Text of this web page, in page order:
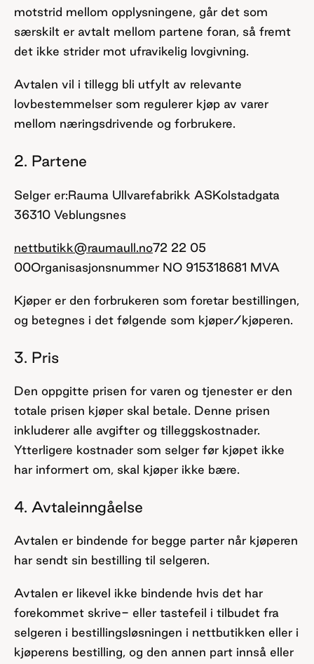
motstrid mellom opplysningene, går det som
særskilt er avtalt mellom partene foran, så fremt
det ikke strider mot ufravikelig lovgivning.
Avtalen vil i tillegg bli utfylt av relevante
lovbestemmelser som regulerer kjøp av varer
mellom næringsdrivende og forbrukere.
2. Partene
Selger er:Rauma Ullvarefabrikk ASKolstadgata
36310 Veblungsnes
nettbutikk@raumaull.no72 22 05
00Organisasjonsnummer NO 915318681 MVA
Kjøper er den forbrukeren som foretar bestillingen,
og betegnes i det følgende som kjøper/kjøperen.
3. Pris
Den oppgitte prisen for varen og tjenester er den
totale prisen kjøper skal betale. Denne prisen
inkluderer alle avgifter og tilleggskostnader.
Ytterligere kostnader som selger før kjøpet ikke
har informert om, skal kjøper ikke bære.
4. Avtaleinngåelse
Avtalen er bindende for begge parter når kjøperen
har sendt sin bestilling til selgeren.
Avtalen er likevel ikke bindende hvis det har
forekommet skrive- eller tastefeil i tilbudet fra
selgeren i bestillingsløsningen i nettbutikken eller i
kjøperens bestilling, og den annen part innså eller